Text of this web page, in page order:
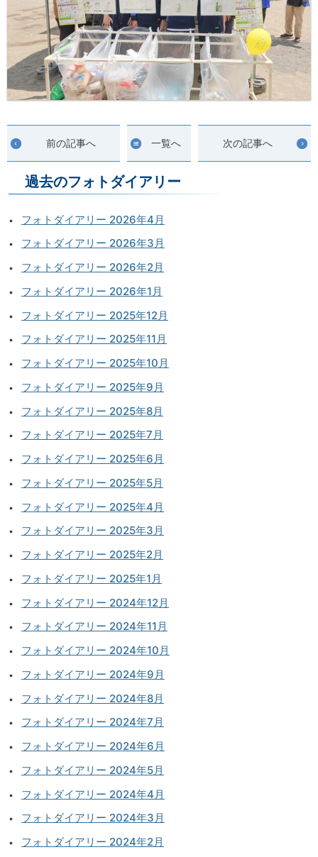
前の記事へ 一覧へ 次の記事へ
過去のフォトダイアリー
フォトダイアリー 2026年4月
フォトダイアリー 2026年3月
フォトダイアリー 2026年2月
フォトダイアリー 2026年1月
フォトダイアリー 2025年12月
フォトダイアリー 2025年11月
フォトダイアリー 2025年10月
フォトダイアリー 2025年9月
フォトダイアリー 2025年8月
フォトダイアリー 2025年7月
フォトダイアリー 2025年6月
フォトダイアリー 2025年5月
フォトダイアリー 2025年4月
フォトダイアリー 2025年3月
フォトダイアリー 2025年2月
フォトダイアリー 2025年1月
フォトダイアリー 2024年12月
フォトダイアリー 2024年11月
フォトダイアリー 2024年10月
フォトダイアリー 2024年9月
フォトダイアリー 2024年8月
フォトダイアリー 2024年7月
フォトダイアリー 2024年6月
フォトダイアリー 2024年5月
フォトダイアリー 2024年4月
フォトダイアリー 2024年3月
フォトダイアリー 2024年2月